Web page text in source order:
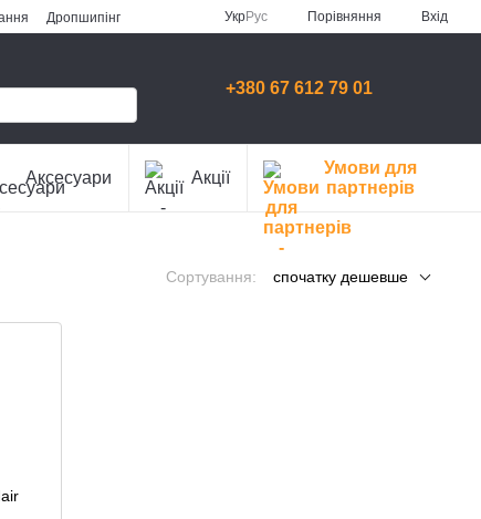
Дропшипінг
УкрРус Порівняння Вхід
+380 67 612 79 01
Аксесуари Акції
Умови для
партнерів
Сортування: спочатку дешевше